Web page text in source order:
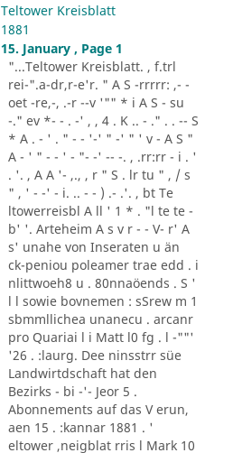
Teltower Kreisblatt
1881
15. January , Page 1
"...Teltower Kreisblatt. , f.trl
rei-".a-dr,r-e'r. " A S -rrrrr: ,- -
oet -re,-, .-r --v '"" * i A S - su
-." ev *- - . -' , , 4 . K .. - ." . . -- S
* A . - ' . " - - '-' " -' " ' v - A S "
A - ' " - - ' - "- -' -- -. , .rr:rr - i . '
. '. , A A '- ,., , r " S . lr tu " , / s
" , ' - -' - i. .. - - ) .- .'. , bt Te
ltowerreisbl A ll ' 1 * . "l te te -
b' '. Arteheim A s v r - - V- r' A
s' unahe von Inseraten u än
ck-peniou poleamer trae edd . i
nlittwoeh8 u . 80nnaöends . S '
l l sowie bovnemen : sSrew m 1
sbmmllichea unanecu . arcanr
pro Quariai l i Matt l0 fg . l -""'
'26 . :laurg. Dee ninsstrr süe
Landwirtdschaft hat den
Bezirks - bi -'- Jeor 5 .
Abonnements auf das V erun,
aen 15 . :kannar 1881 . '
eltower ,neigblat rris l Mark 10